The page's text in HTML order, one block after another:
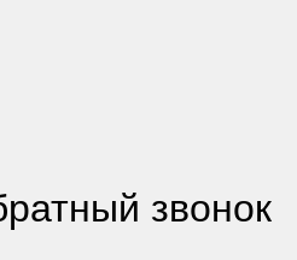
звонок